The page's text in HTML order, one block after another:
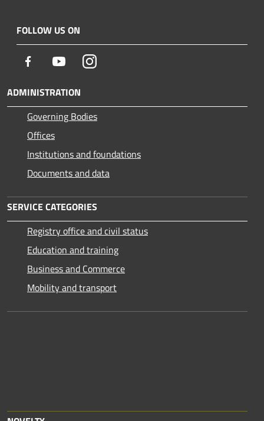
FOLLOW US ON
Facebook YoutubeInstagram
ADMINISTRATION
Governing Bodies
Offices
Institutions and foundations
Documents and data
SERVICE CATEGORIES
Registry office and civil status
Education and training
Business and Commerce
Mobility and transport